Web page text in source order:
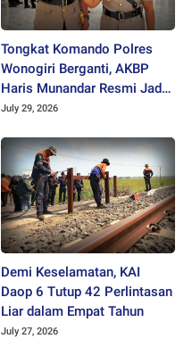
Tongkat Komando Polres
Wonogiri Berganti, AKBP
Haris Munandar Resmi Jadi
Kapolres Baru
July 29, 2026
Demi Keselamatan, KAI
Daop 6 Tutup 42 Perlintasan
Liar dalam Empat Tahun
July 27, 2026